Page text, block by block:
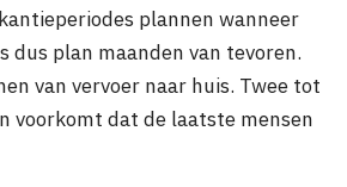
plannen wanneer
dus plan maanden van tevoren.
van vervoer naar huis. Twee tot
voorkomt dat de laatste mensen